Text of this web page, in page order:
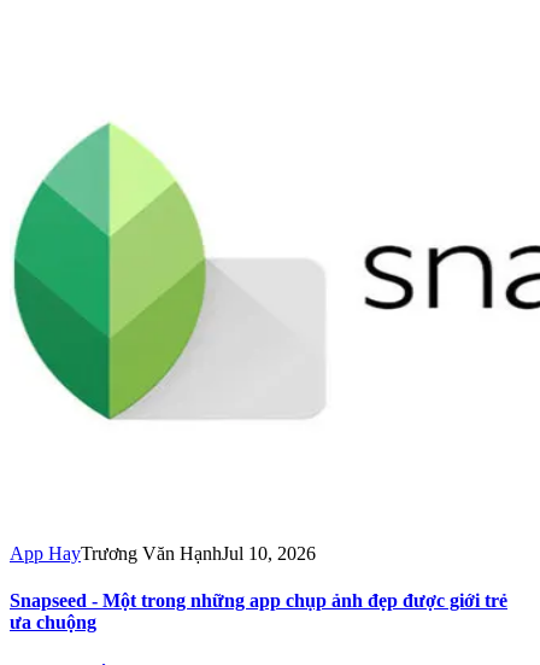
App HayTrương Văn HạnhJul 10, 2026
Snapseed - Một trong những app chụp ảnh đẹp được giới trẻ
ưa chuộng